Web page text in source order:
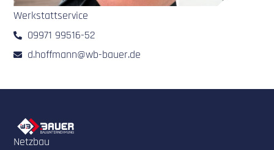
Werkstattservice
09971 99516-52
d.hoffmann@wb-bauer.de
Netzbau